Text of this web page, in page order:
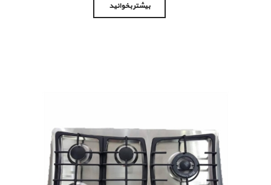
بیشتر بخوانید